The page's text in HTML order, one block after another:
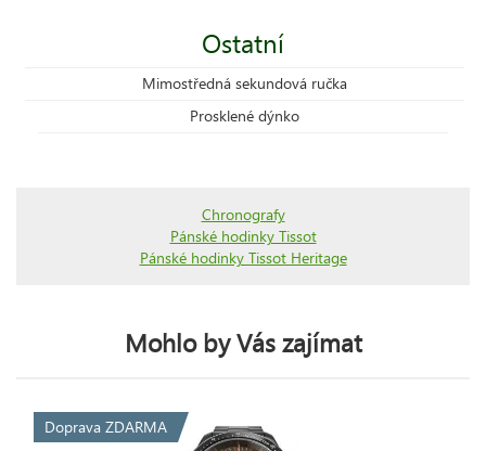
Ostatní
Mimostředná sekundová ručka
Prosklené dýnko
Chronografy
Pánské hodinky Tissot
Pánské hodinky Tissot Heritage
Mohlo by Vás zajímat
Doprava ZDARMA